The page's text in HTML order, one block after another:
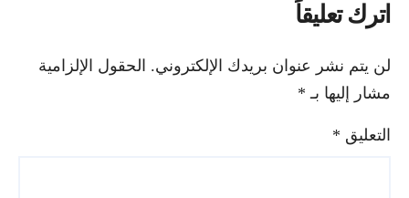
اترك تعليقاً
لن يتم نشر عنوان بريدك الإلكتروني. الحقول الإلزامية
مشار إليها بـ *
التعليق*